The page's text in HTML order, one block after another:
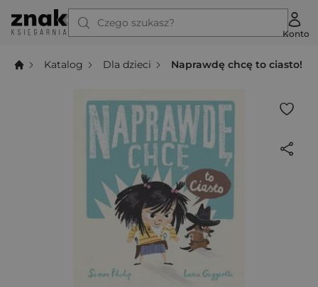
Czego szukasz?
Konto
Katalog Dla dzieci Naprawdę chcę to ciasto!